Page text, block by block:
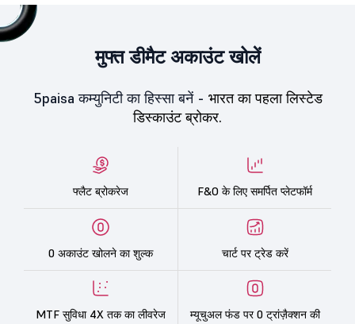
मुफ्त डीमैट अकाउंट खोलें
5paisa कम्युनिटी का हिस्सा बनें - भारत का पहला लिस्टेड
डिस्काउंट ब्रोकर.
फ्लैट ब्रोकरेज F&O के लिए समर्पित प्लेटफॉर्म
0 अकाउंट खोलने का शुल्क चार्ट पर ट्रेड करें
MTF सुविधा 4X तक का लीवरेज
म्यूचुअल फंड पर 0 ट्रांज़ैक्शन की